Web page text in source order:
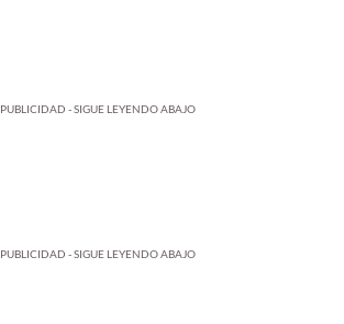
PUBLICIDAD - SIGUE LEYENDO ABAJO
PUBLICIDAD - SIGUE LEYENDO ABAJO